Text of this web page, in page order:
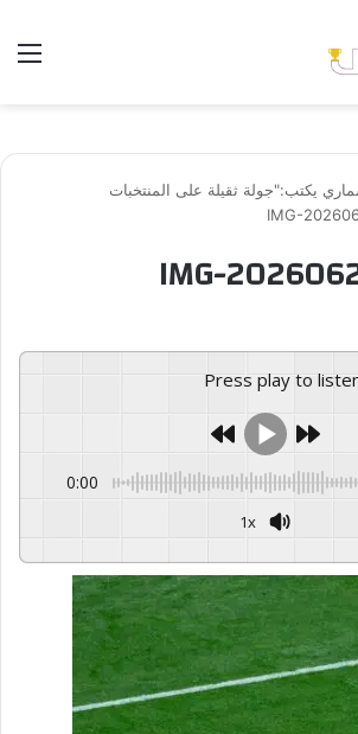
يكتب:"جولة ثقيلة على المنتخبات
IMG-
IMG-
Press play to
0:00
1x